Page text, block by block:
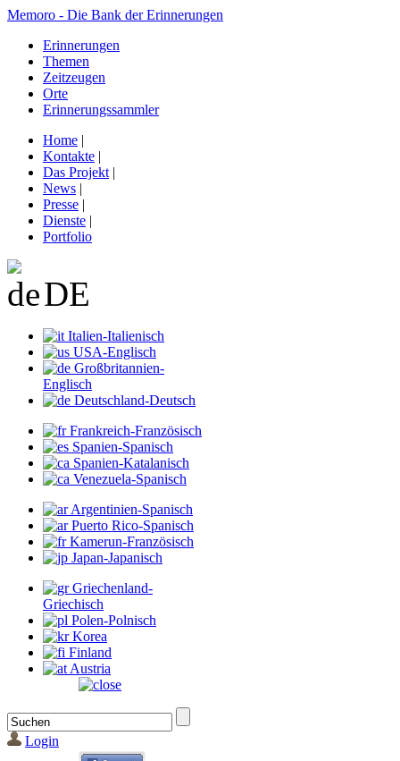
Memoro - Die Bank der Erinnerungen
Erinnerungen
Themen
Zeitzeugen
Orte
Erinnerungssammler
Home |
Kontakte |
Das Projekt |
News |
Presse |
Dienste |
Portfolio
DE
Italien-Italienisch
USA-Englisch
Großbritannien-
Englisch
Deutschland-Deutsch
Frankreich-Französisch
Spanien-Spanisch
Spanien-Katalanisch
Venezuela-Spanisch
Argentinien-Spanisch
Puerto Rico-Spanisch
Kamerun-Französisch
Japan-Japanisch
Griechenland-
Griechisch
Polen-Polnisch
Korea
Finland
Austria
Login